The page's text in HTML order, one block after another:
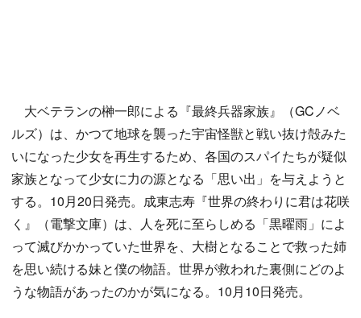
大ベテランの榊一郎による『最終兵器家族』（GCノベ
ルズ）は、かつて地球を襲った宇宙怪獣と戦い抜け殻みた
いになった少女を再生するため、各国のスパイたちが疑似
家族となって少女に力の源となる「思い出」を与えようと
する。10月20日発売。成東志寿『世界の終わりに君は花咲
く』（電撃文庫）は、人を死に至らしめる「黒曜雨」によ
って滅びかかっていた世界を、大樹となることで救った姉
を思い続ける妹と僕の物語。世界が救われた裏側にどのよ
うな物語があったのかが気になる。10月10日発売。